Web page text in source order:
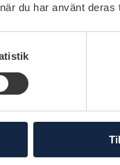
du har använt deras